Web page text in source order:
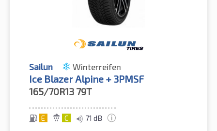
Sailun Winterreifen
Ice Blazer Alpine + 3PMSF
165/70R13 79T
E C 71 dB